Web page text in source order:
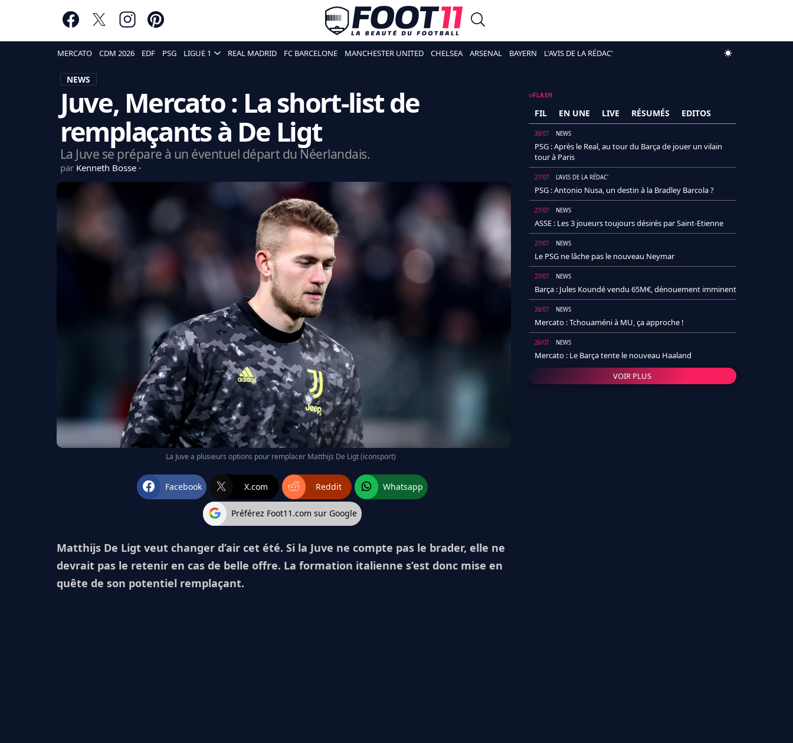
MERCATO CDM 2026 EDF PSG LIGUE 1 REAL MADRID FC BARCELONE MANCHESTER UNITED CHELSEA ARSENAL BAYERN L'AVIS DE LA RÉDAC'
NEWS
Juve, Mercato : La short-list de
remplaçants à De Ligt
La Juve se prépare à un éventuel départ du Néerlandais.
par Kenneth Bosse
La Juve a plusieurs options pour remplacer Matthijs De Ligt (iconsport)
Facebook X.com Reddit Whatsapp
Préférez Foot11.com sur Google
Matthijs De Ligt veut changer d’air cet été. Si la Juve ne compte pas le brader, elle ne
devrait pas le retenir en cas de belle offre. La formation italienne s’est donc mise en
quête de son potentiel remplaçant.
FLASH
FIL EN UNE LIVE RÉSUMÉS EDITOS
30/07 NEWS
PSG : Après le Real, au tour du Barça de jouer un vilain
tour à Paris
27/07 L'AVIS DE LA RÉDAC'
PSG : Antonio Nusa, un destin à la Bradley Barcola ?
27/07 NEWS
ASSE : Les 3 joueurs toujours désirés par Saint-Etienne
27/07 NEWS
Le PSG ne lâche pas le nouveau Neymar
27/07 NEWS
Barça : Jules Koundé vendu 65M€, dénouement imminent
26/07 NEWS
Mercato : Tchouaméni à MU, ça approche !
26/07 NEWS
Mercato : Le Barça tente le nouveau Haaland
VOIR PLUS